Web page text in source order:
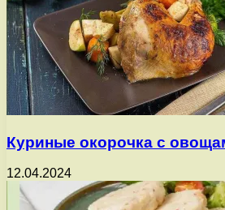
Куриные окорочка с
12.04.2024